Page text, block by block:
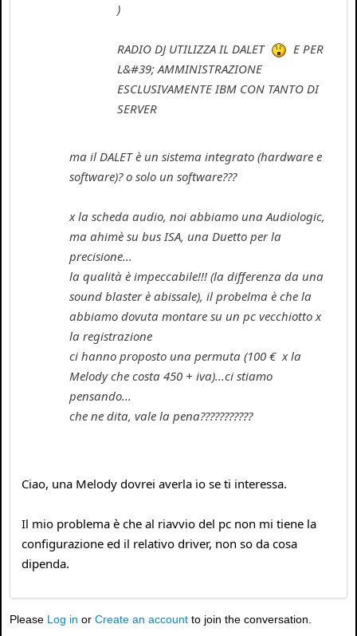
)
RADIO DJ UTILIZZA IL DALET
E PER
L&#39; AMMINISTRAZIONE
ESCLUSIVAMENTE IBM CON TANTO DI
SERVER
ma il DALET è un sistema integrato (hardware e
software)? o solo un software???
x la scheda audio, noi abbiamo una Audiologic,
ma ahimè su bus ISA, una Duetto per la
precisione...
la qualità è impeccabile!!! (la differenza da una
sound blaster è abissale), il probelma è che la
abbiamo dovuta montare su un pc vecchiotto x
la registrazione
ci hanno proposto una permuta (100 € x la
Melody che costa 450 + iva)...ci stiamo
pensando...
che ne dita, vale la pena???????????
Ciao, una Melody dovrei averla io se ti interessa.
Il mio problema è che al riavvio del pc non mi tiene la
configurazione ed il relativo driver, non so da cosa
dipenda.
Please Log in or Create an account to join the conversation.